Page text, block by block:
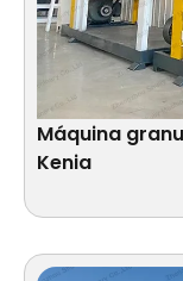
Máquina
Kenia